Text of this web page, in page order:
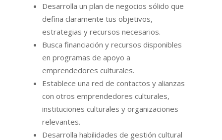
Desarrolla un plan de negocios sólido que
defina claramente tus objetivos,
estrategias y recursos necesarios.
Busca financiación y recursos disponibles
en programas de apoyo a
emprendedores culturales.
Establece una red de contactos y alianzas
con otros emprendedores culturales,
instituciones culturales y organizaciones
relevantes.
Desarrolla habilidades de gestión cultural